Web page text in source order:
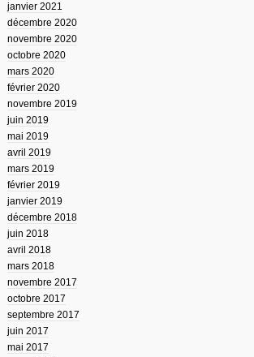
janvier 2021
décembre 2020
novembre 2020
octobre 2020
mars 2020
février 2020
novembre 2019
juin 2019
mai 2019
avril 2019
mars 2019
février 2019
janvier 2019
décembre 2018
juin 2018
avril 2018
mars 2018
novembre 2017
octobre 2017
septembre 2017
juin 2017
mai 2017